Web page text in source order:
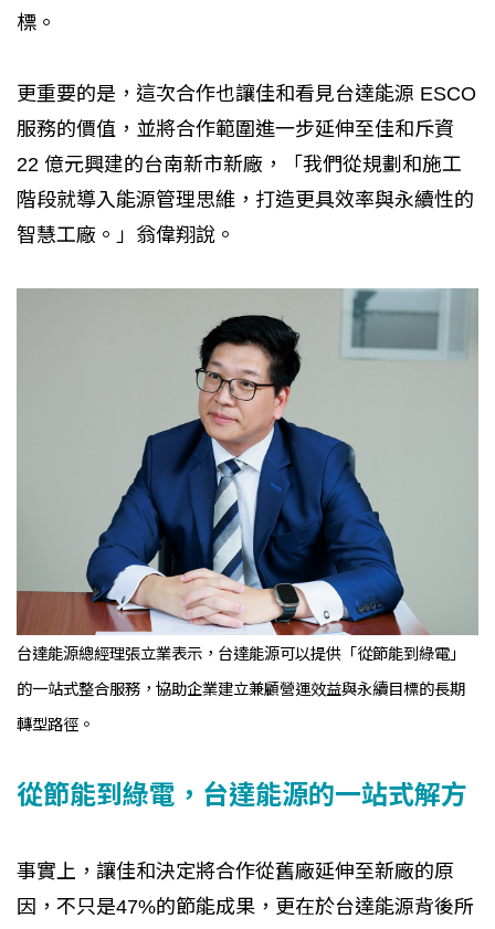
標。
更重要的是，這次合作也讓佳和看見台達能源 ESCO
服務的價值，並將合作範圍進一步延伸至佳和斥資
22 億元興建的台南新市新廠，「我們從規劃和施工
階段就導入能源管理思維，打造更具效率與永續性的
智慧工廠。」翁偉翔說。
台達能源總經理張立業表示，台達能源可以提供「從節能到綠電」
的一站式整合服務，協助企業建立兼顧營運效益與永續目標的長期
轉型路徑。
從節能到綠電，台達能源的一站式解方
事實上，讓佳和決定將合作從舊廠延伸至新廠的原
因，不只是47%的節能成果，更在於台達能源背後所